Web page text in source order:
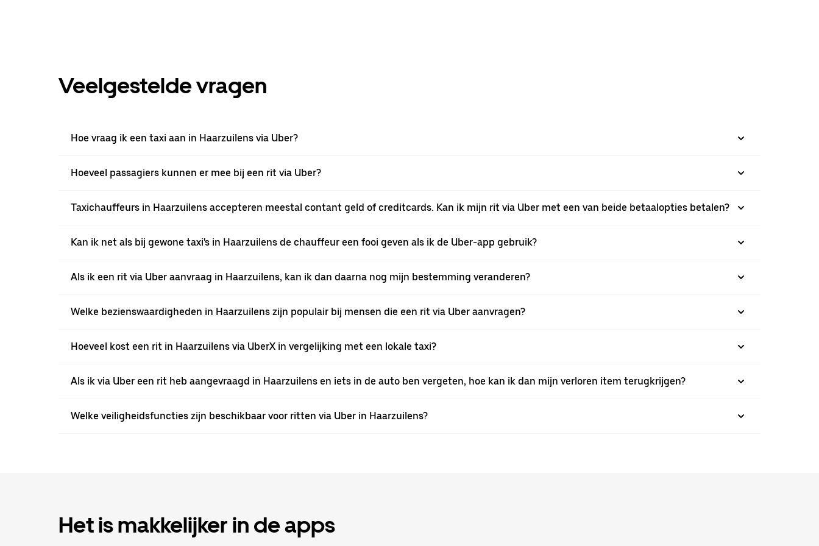
Veelgestelde vragen
Hoe vraag ik een taxi aan in Haarzuilens via Uber?
Hoeveel passagiers kunnen er mee bij een rit via Uber?
Taxichauffeurs in Haarzuilens accepteren meestal contant geld of creditcards. Kan ik mijn rit via Uber met een van beide betaalopties betalen?
Kan ik net als bij gewone taxi's in Haarzuilens de chauffeur een fooi geven als ik de Uber-app gebruik?
Als ik een rit via Uber aanvraag in Haarzuilens, kan ik dan daarna nog mijn bestemming veranderen?
Welke bezienswaardigheden in Haarzuilens zijn populair bij mensen die een rit via Uber aanvragen?
Hoeveel kost een rit in Haarzuilens via UberX in vergelijking met een lokale taxi?
Als ik via Uber een rit heb aangevraagd in Haarzuilens en iets in de auto ben vergeten, hoe kan ik dan mijn verloren item terugkrijgen?
Welke veiligheidsfuncties zijn beschikbaar voor ritten via Uber in Haarzuilens?
Het is makkelijker in de apps